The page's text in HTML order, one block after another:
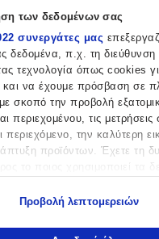
των δεδομένων σας
συνεργάτες μας
δεδομένα, π.χ. τη
τεχνολογία όπως cookies
να έχουμε πρόσβαση σε
σκοπό την προβολή
περιεχομένου, τις μετρήσεις
περιεχόμενο, την καλύτερη
προϊόντων. Έχετε τη
πληροφορίες σχετικά
Προβολή λεπτομερειών